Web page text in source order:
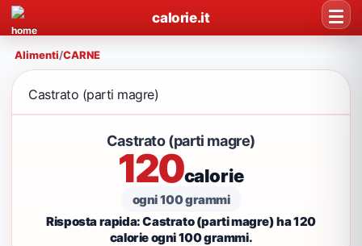
calorie.it
Alimenti/CARNE
Castrato (parti magre)
Castrato (parti magre)
120calorie
ogni 100 grammi
Risposta rapida: Castrato (parti magre) ha 120
calorie ogni 100 grammi.